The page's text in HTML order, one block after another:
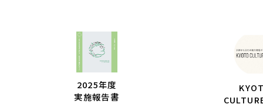
2025年度
実施報告書